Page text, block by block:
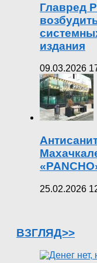
Главред
издания
09.03.2026
25.02.2026
ВЗГЛЯД>>